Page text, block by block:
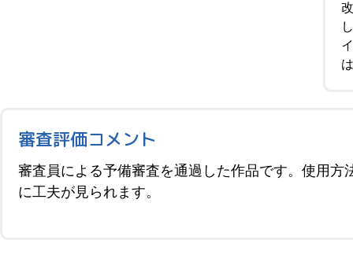
審査評価コメント
審査員による予備審査を通過した作品です。使用
に工夫が見られます。